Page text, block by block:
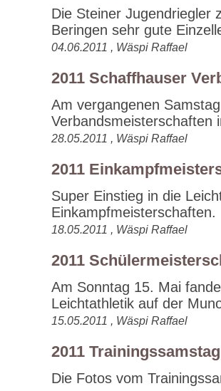
Die Steiner Jugendriegler
Beringen sehr gute
04.06.2011 , Wäspi Raffael
2011 Schaffhauser
Am vergangenen
Verbandsmeisterschaften
28.05.2011 , Wäspi Raffael
2011
Super Einstieg in die
Einkampfmeisterschaften.
18.05.2011 , Wäspi Raffael
2011
Am Sonntag 15. Mai
Leichtathletik auf der
15.05.2011 , Wäspi Raffael
2011 Trainingssamstag
Die Fotos vom